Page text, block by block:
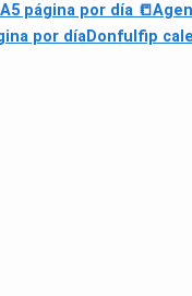
página por día 📒
por díaDonfulfip